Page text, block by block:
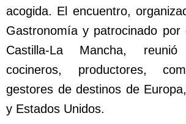
acogida. El encuentro,
Gastronomía y patrocinado por
Castilla-La Mancha,
cocineros, productores,
gestores de destinos de
y Estados Unidos.